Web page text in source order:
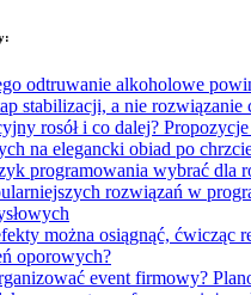
odtruwanie alkoholowe
stabilizacji, a nie rozwiązanie
rosół i co dalej?
na elegancki obiad po
programowania wybrać dla
rozwiązań w
można osiągnąć, ćwicząc
oporowych?
event firmowy?